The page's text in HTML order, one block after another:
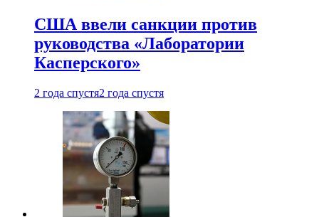
США ввели санкции против
руководства «Лаборатории
Касперского»
2 года спустя2 года спустя